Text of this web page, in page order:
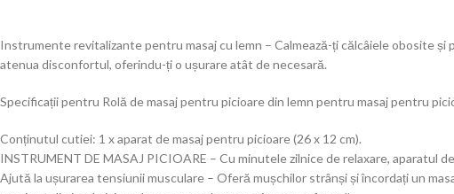
Instrumente revitalizante pentru masaj cu lemn – Calmează-ți călcâiele obosite
atenua disconfortul, oferindu-ți o ușurare atât de necesară.
Specificații pentru Rolă de masaj pentru picioare din lemn pentru masaj pentru
Conținutul cutiei: 1 x aparat de masaj pentru picioare (26 x 12 cm).
INSTRUMENT DE MASAJ PICIOARE – Cu minutele zilnice de relaxare,
Ajută la ușurarea tensiunii musculare – Oferă mușchilor strânși și încordați un